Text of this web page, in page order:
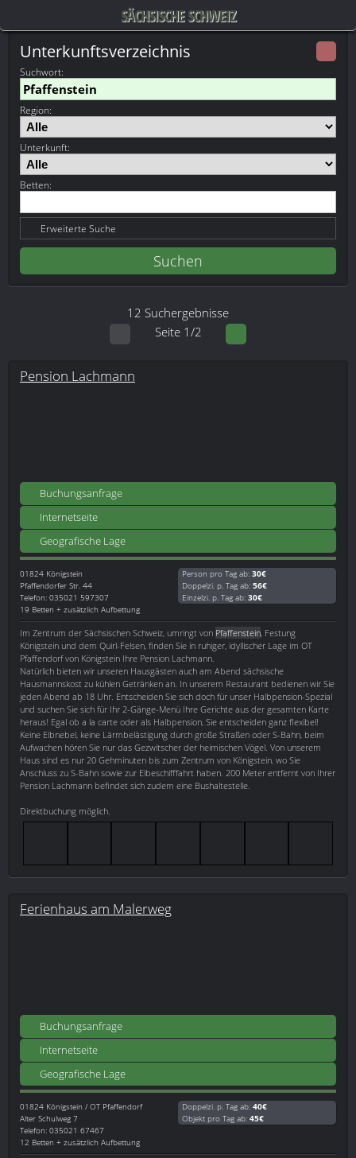
SÄCHSISCHE SCHWEIZ
Unterkunftsverzeichnis
Suchwort:
Region:
Unterkunft:
Betten:
Erweiterte Suche
12 Suchergebnisse
Seite 1/2
Pension Lachmann
Buchungsanfrage
Internetseite
Geografische Lage
01824 Königstein
Pfaffendorfer Str. 44
Telefon: 035021 597307
19 Betten + zusätzlich Aufbettung
Person pro Tag ab: 30€
Doppelzi. p. Tag ab: 56€
Einzelzi. p. Tag ab: 30€
Im Zentrum der Sächsischen Schweiz, umringt von Pfaffenstein , Festung
Königstein und dem Quirl-Felsen, finden Sie in ruhiger, idyllischer Lage im OT
Pfaffendorf von Königstein Ihre Pension Lachmann.
Natürlich bieten wir unseren Hausgästen auch am Abend sächsische
Hausmannskost zu kühlen Getränken an. In unserem Restaurant bedienen wir Sie
jeden Abend ab 18 Uhr. Entscheiden Sie sich doch für unser Halbpension-Spezial
und suchen Sie sich für Ihr 2-Gänge-Menü Ihre Gerichte aus der gesamten Karte
heraus! Egal ob a la carte oder als Halbpension, Sie entscheiden ganz flexibel!
Keine Elbnebel, keine Lärmbelästigung durch große Straßen oder S-Bahn, beim
Aufwachen hören Sie nur das Gezwitscher der heimischen Vögel. Von unserem
Haus sind es nur 20 Gehminuten bis zum Zentrum von Königstein, wo Sie
Anschluss zu S-Bahn sowie zur Elbeschifffahrt haben. 200 Meter entfernt von Ihrer
Pension Lachmann befindet sich zudem eine Bushaltestelle.
Direktbuchung möglich.
Ferienhaus am Malerweg
Buchungsanfrage
Internetseite
Geografische Lage
01824 Königstein / OT Pfaffendorf
Alter Schulweg 7
Telefon: 035021 67467
12 Betten + zusätzlich Aufbettung
Doppelzi. p. Tag ab: 40€
Objekt pro Tag ab: 45€